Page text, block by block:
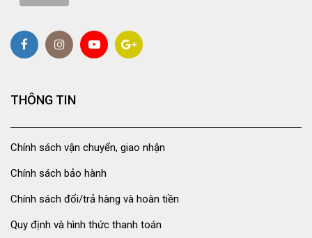
THÔNG TIN
Chính sách vận chuyển, giao nhận
Chính sách bảo hành
Chính sách đổi/trả hàng và hoàn tiền
Quy định và hình thức thanh toán